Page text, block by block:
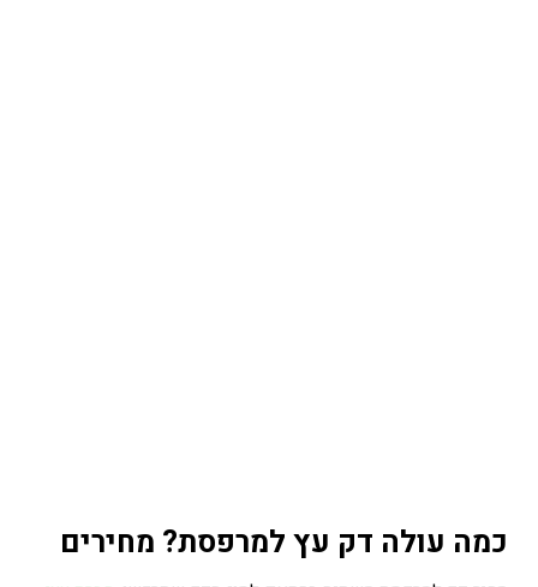
כמה עולה דק עץ למרפסת? מחירים